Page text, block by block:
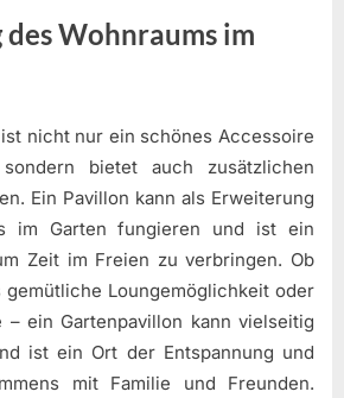
Wohnraums im
nicht nur ein schönes Accessoire
bietet auch zusätzlichen
Ein Pavillon kann als Erweiterung
im Garten fungieren und ist ein
Zeit im Freien zu verbringen. Ob
gemütliche Loungemöglichkeit oder
– ein Gartenpavillon kann vielseitig
ist ein Ort der Entspannung und
mit Familie und Freunden.